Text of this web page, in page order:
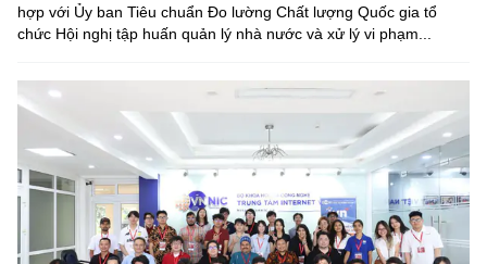
hợp với Ủy ban Tiêu chuẩn Đo lường Chất lượng Quốc gia tổ
chức Hội nghị tập huấn quản lý nhà nước và xử lý vi phạm...